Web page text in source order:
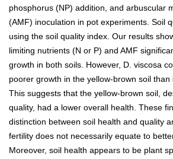
phosphorus (NP) addition, and arbuscular
(AMF) inoculation in pot experiments. Soil
using the soil quality index. Our results
limiting nutrients (N or P) and AMF
growth in both soils. However, D. viscosa
poorer growth in the yellow-brown soil than
This suggests that the yellow-brown soil,
quality, had a lower overall health. These
distinction between soil health and quality
fertility does not necessarily equate to
Moreover, soil health appears to be plant